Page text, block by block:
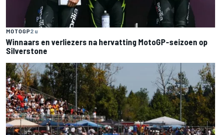
MOTOGP2 u
Winnaars en verliezers na hervatting MotoGP-seizoen op
Silverstone